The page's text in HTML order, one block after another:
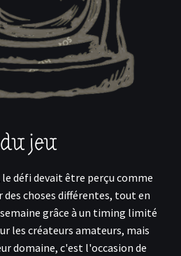
jeu
défi devait être perçu comme
choses différentes, tout en
grâce à un timing limité
les créateurs amateurs, mais
domaine, c'est l'occasion de